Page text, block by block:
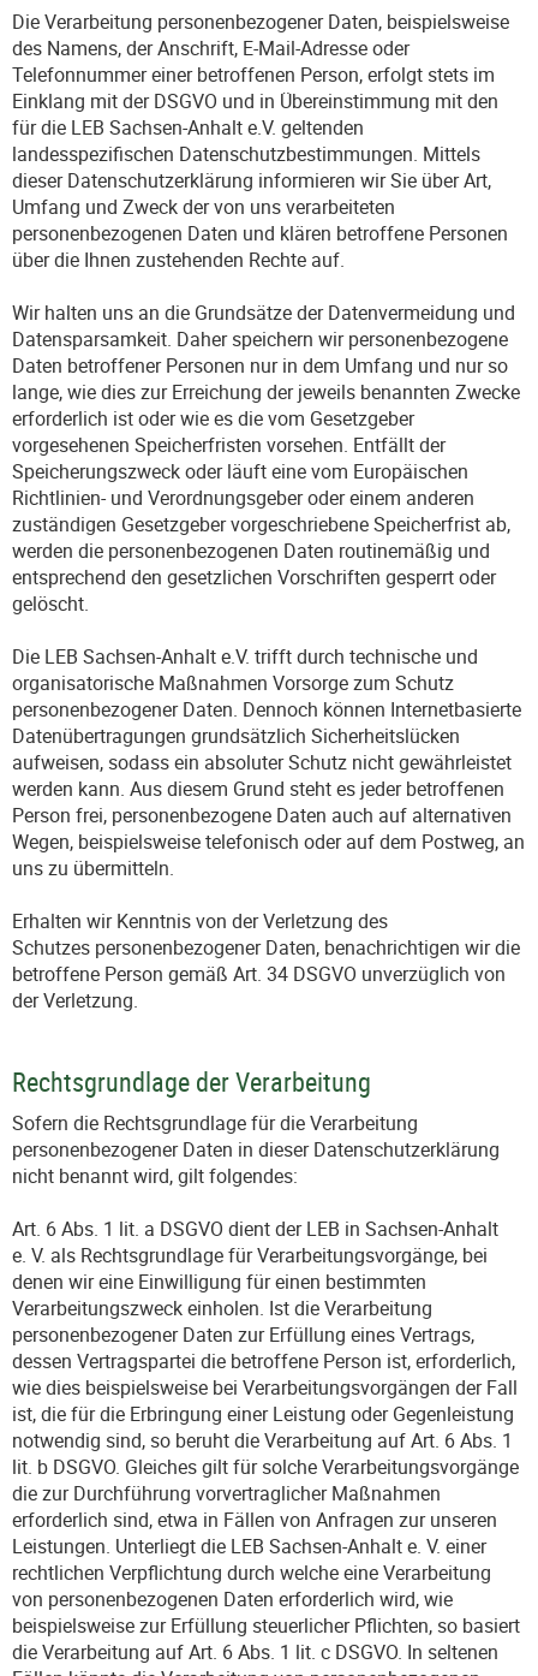
Die Verarbeitung personenbezogener Daten, beispielsweise
des Namens, der Anschrift, E-Mail-Adresse oder
Telefonnummer einer betroffenen Person, erfolgt stets im
Einklang mit der DSGVO und in Übereinstimmung mit den
für die LEB Sachsen-Anhalt e.V. geltenden
landesspezifischen Datenschutzbestimmungen. Mittels
dieser Datenschutzerklärung informieren wir Sie über Art,
Umfang und Zweck der von uns verarbeiteten
personenbezogenen Daten und klären betroffene Personen
über die Ihnen zustehenden Rechte auf.
Wir halten uns an die Grundsätze der Datenvermeidung und
Datensparsamkeit. Daher speichern wir personenbezogene
Daten betroffener Personen nur in dem Umfang und nur so
lange, wie dies zur Erreichung der jeweils benannten Zwecke
erforderlich ist oder wie es die vom Gesetzgeber
vorgesehenen Speicherfristen vorsehen. Entfällt der
Speicherungszweck oder läuft eine vom Europäischen
Richtlinien- und Verordnungsgeber oder einem anderen
zuständigen Gesetzgeber vorgeschriebene Speicherfrist ab,
werden die personenbezogenen Daten routinemäßig und
entsprechend den gesetzlichen Vorschriften gesperrt oder
gelöscht.
Die LEB Sachsen-Anhalt e.V. trifft durch technische und
organisatorische Maßnahmen Vorsorge zum Schutz
personenbezogener Daten. Dennoch können Internetbasierte
Datenübertragungen grundsätzlich Sicherheitslücken
aufweisen, sodass ein absoluter Schutz nicht gewährleistet
werden kann. Aus diesem Grund steht es jeder betroffenen
Person frei, personenbezogene Daten auch auf alternativen
Wegen, beispielsweise telefonisch oder auf dem Postweg, an
uns zu übermitteln.
Erhalten wir Kenntnis von der Verletzung des
Schutzes personenbezogener Daten, benachrichtigen wir die
betroffene Person gemäß Art. 34 DSGVO unverzüglich von
der Verletzung.
Rechtsgrundlage der Verarbeitung
Sofern die Rechtsgrundlage für die Verarbeitung
personenbezogener Daten in dieser Datenschutzerklärung
nicht benannt wird, gilt folgendes:
Art. 6 Abs. 1 lit. a DSGVO dient der LEB in Sachsen-Anhalt
e. V. als Rechtsgrundlage für Verarbeitungsvorgänge, bei
denen wir eine Einwilligung für einen bestimmten
Verarbeitungszweck einholen. Ist die Verarbeitung
personenbezogener Daten zur Erfüllung eines Vertrags,
dessen Vertragspartei die betroffene Person ist, erforderlich,
wie dies beispielsweise bei Verarbeitungsvorgängen der Fall
ist, die für die Erbringung einer Leistung oder Gegenleistung
notwendig sind, so beruht die Verarbeitung auf Art. 6 Abs. 1
lit. b DSGVO. Gleiches gilt für solche Verarbeitungsvorgänge
die zur Durchführung vorvertraglicher Maßnahmen
erforderlich sind, etwa in Fällen von Anfragen zur unseren
Leistungen. Unterliegt die LEB Sachsen-Anhalt e. V. einer
rechtlichen Verpflichtung durch welche eine Verarbeitung
von personenbezogenen Daten erforderlich wird, wie
beispielsweise zur Erfüllung steuerlicher Pflichten, so basiert
die Verarbeitung auf Art. 6 Abs. 1 lit. c DSGVO. In seltenen